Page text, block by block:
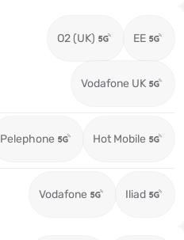
O2 (UK) EE
Vodafone UK
Pelephone Hot Mobile
Vodafone Iliad